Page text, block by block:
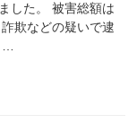
した。 被害総額は
欺などの疑いで逮
…